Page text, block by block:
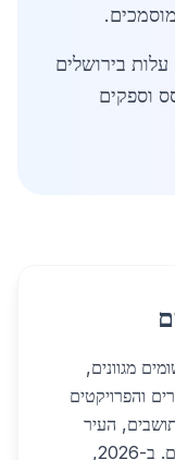
בירושלים
וספקים
מגוונים,
והפרויקטים
עם אוכלוסייה של 936,425 תושבים, העיר
דורשת פתרונות בנייה מתקדמים ועמידים. ב-2026,